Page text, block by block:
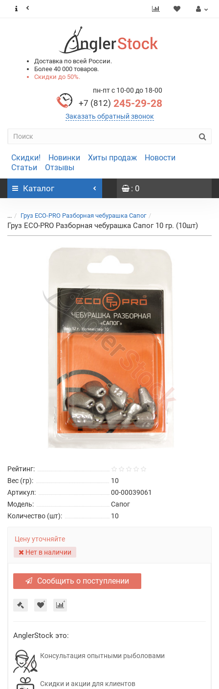
Доставка по всей России.
Более 40 000 товаров.
Скидки до 50%.
пн-пт с 10-00 до 18-00
+7 (812) 245-29-28
Заказать обратный звонок
Скидки! Новинки Хиты продаж
Новости
Статьи
Отзывы
Каталог : 0
... Груз ECO-PRO Разборная чебурашка Сапог
Груз ECO-PRO Разборная чебурашка Сапог 10 гр. (10шт)
Рейтинг:
Вес (гр):
10
Артикул:
00-00039061
Модель:
Сапог
Количество (шт):
10
Цену уточняйте
Нет в наличии
Сообщить о поступлении
AnglerStock это:
Консультация опытными рыболовами
Скидки и акции для клиентов